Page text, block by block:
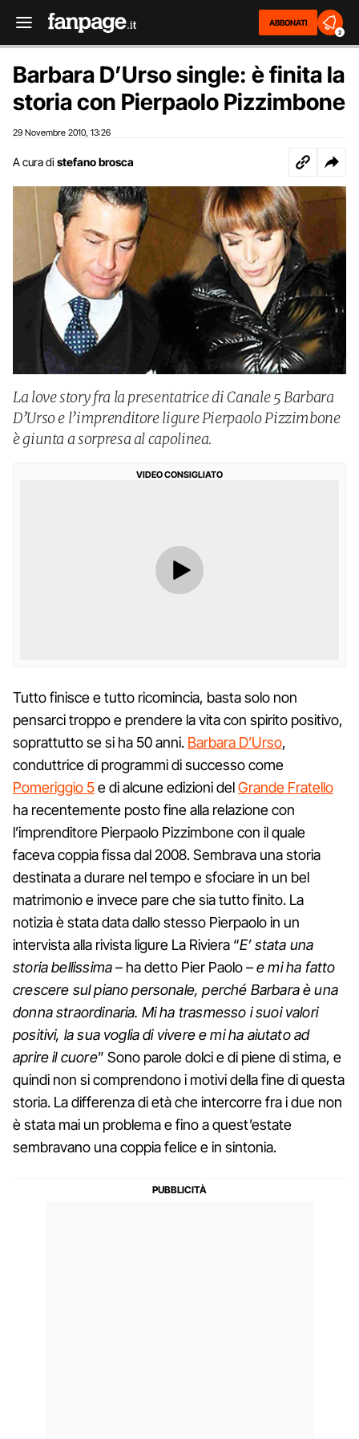
ABBONATI
2
Barbara D’Urso single: è finita la
storia con Pierpaolo Pizzimbone
29 Novembre 2010 13:26
A cura di stefano brosca
La love story fra la presentatrice di Canale 5 Barbara
D’Urso e l’imprenditore ligure Pierpaolo Pizzimbone
è giunta a sorpresa al capolinea.
VIDEO CONSIGLIATO
Tutto finisce e tutto ricomincia, basta solo non
pensarci troppo e prendere la vita con spirito positivo,
soprattutto se si ha 50 anni. Barbara D’Urso,
conduttrice di programmi di successo come
Pomeriggio 5e di alcune edizioni delGrande Fratello
ha recentemente posto fine alla relazione con
l’imprenditore Pierpaolo Pizzimbone con il quale
faceva coppia fissa dal 2008. Sembrava una storia
destinata a durare nel tempo e sfociare in un bel
matrimonio e invece pare che sia tutto finito. La
notizia è stata data dallo stesso Pierpaolo in un
intervista alla rivista ligure La Riviera “E’ stata una
storia bellissima– ha detto Pier Paolo –e mi ha fatto
crescere sul piano personale, perché Barbara è una
donna straordinaria. Mi ha trasmesso i suoi valori
positivi, la sua voglia di vivere e mi ha aiutato ad
aprire il cuore” Sono parole dolci e di piene di stima, e
quindi non si comprendono i motivi della fine di questa
storia. La differenza di età che intercorre fra i due non
è stata mai un problema e fino a quest’estate
sembravano una coppia felice e in sintonia.